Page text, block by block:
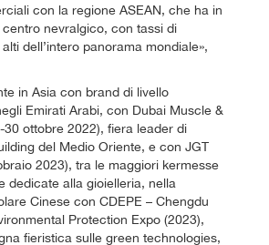
con la regione ASEAN, che ha in
nevralgico, con tassi di
dell’intero panorama mondiale»,
in Asia con brand di livello
Emirati Arabi, con Dubai Muscle &
30 ottobre 2022), fiera leader di
del Medio Oriente, e con JGT
2023), tra le maggiori kermesse
dedicate alla gioielleria, nella
Cinese con CDEPE – Chengdu
Protection Expo (2023),
fieristica sulle green technologies,